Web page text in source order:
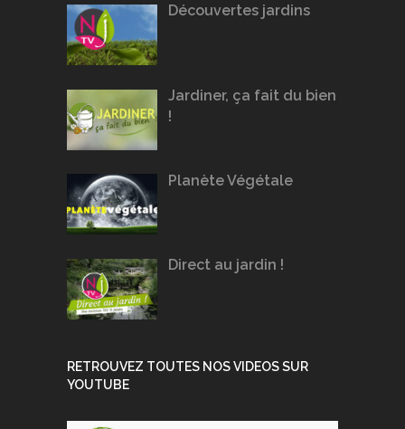
Découvertes jardins
Jardiner, ça fait du bien
!
Planète Végétale
Direct au jardin !
RETROUVEZ TOUTES NOS VIDEOS SUR
YOUTUBE